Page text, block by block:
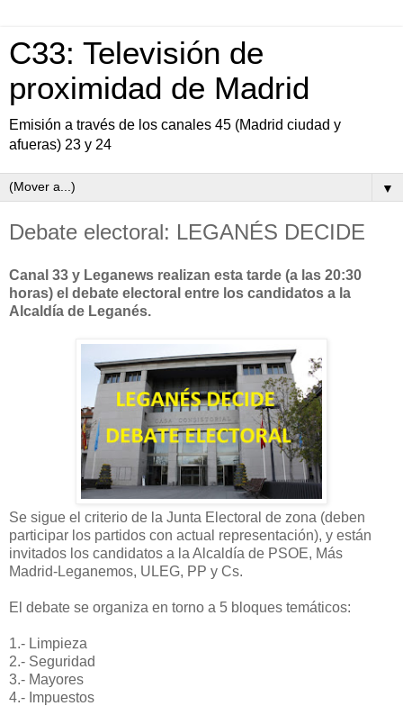
C33: Televisión de
proximidad de Madrid
Emisión a través de los canales 45 (Madrid ciudad y
afueras) 23 y 24
▼
Debate electoral: LEGANÉS DECIDE
Canal 33 y Leganews realizan esta tarde (a las 20:30
horas) el debate electoral entre los candidatos a la
Alcaldía de Leganés.
Se sigue el criterio de la Junta Electoral de zona (deben
participar los partidos con actual representación), y están
invitados los candidatos a la Alcaldía de PSOE, Más
Madrid-Leganemos, ULEG, PP y Cs.
El debate se organiza en torno a 5 bloques temáticos:
1.- Limpieza
2.- Seguridad
3.- Mayores
4.- Impuestos